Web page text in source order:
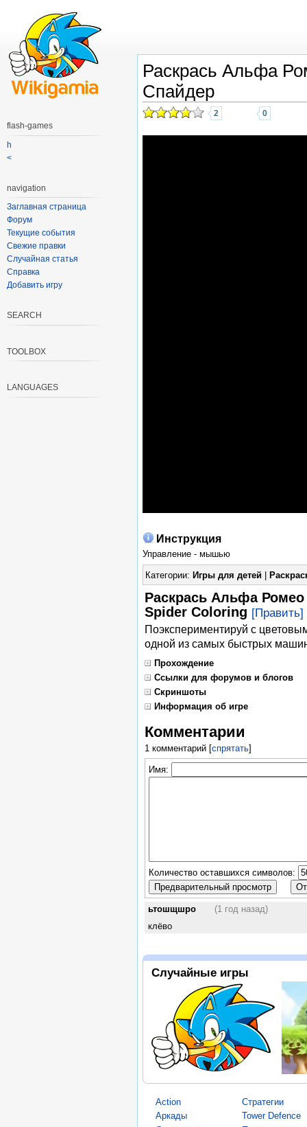
Раскрась Альфа
Спайдер
2 0
Инструкция
Управление - мышью
Категории: Игры для детей
Раскрась Альфа
Spider Coloring [Править]
Поэкспериментируй с
одной из самых быстрых
Прохождение
Ссылки для форумов и блогов
Скриншоты
Информация об игре
Комментарии
1 комментарий[спрятать]
Имя:
Количество оставшихся символов:
ьтошщшро
(1 год назад)
клёво
Случайные игры
Action
Аркады
Стратегии
Tower Defence
flash-games
h
<
navigation
Заглавная страница
Форум
Текущие события
Свежие правки
Случайная статья
Справка
Добавить игру
SEARCH
TOOLBOX
LANGUAGES